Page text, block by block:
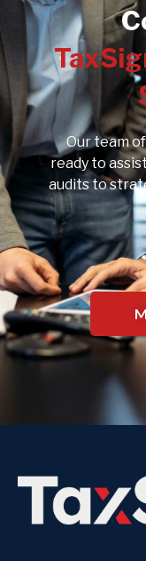
Our team
ready to
audits to